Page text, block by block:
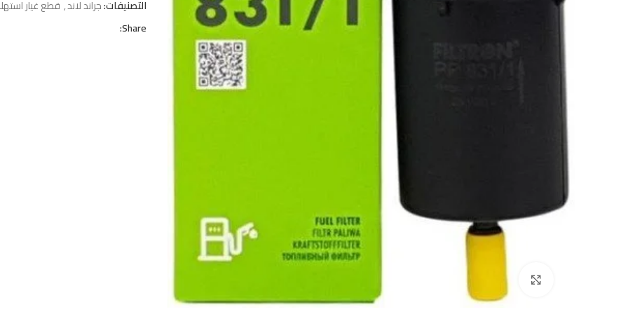
Click to enlarge
التصنيفات:جراند لاند, قطع غيار
Share: